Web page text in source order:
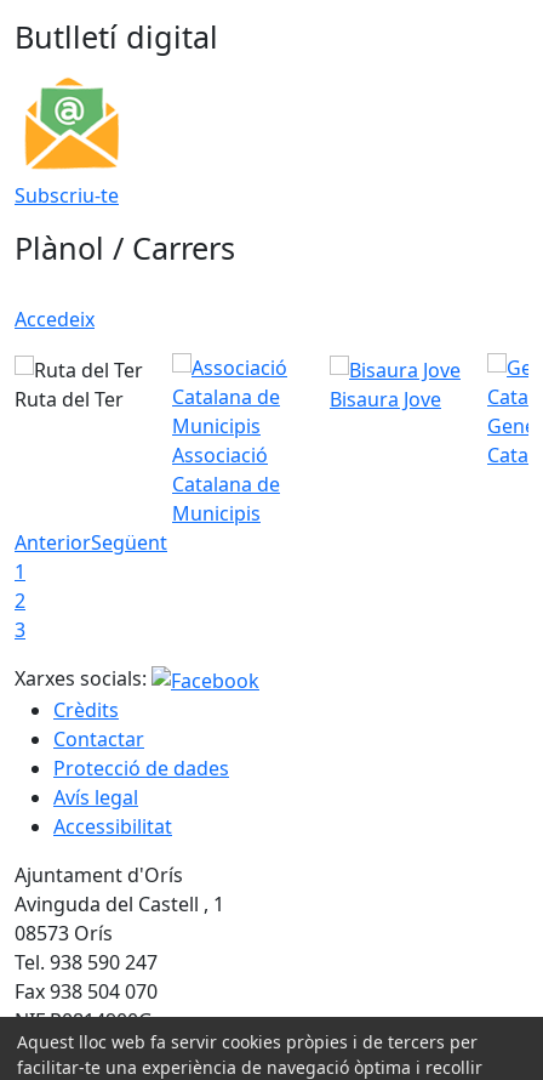
Butlletí digital
Subscriu-te
Plànol / Carrers
Accedeix
Ruta del Ter
Associació
Catalana de
Municipis
Bisaura Jove
AnteriorSegüent
1
2
3
Xarxes socials:
Crèdits
Contactar
Protecció de dades
Avís legal
Accessibilitat
Ajuntament d'Orís
Avinguda del Castell , 1
08573 Orís
Tel. 938 590 247
Fax 938 504 070
NIF P0814900G
Amb la col·laboració de:
Aquest lloc web fa servir cookies pròpies i de tercers per
facilitar-te una experiència de navegació òptima i recollir